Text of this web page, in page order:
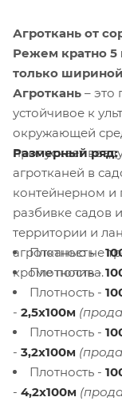
Агроткань от
Режем кратно
только шириной
Агроткань – это
устойчивое к
окружающей
пропускает
агротканей в
контейнерном и
разбивке садов
территории и
агротканью не
кроме полива.
Размерный ряд:
Плотность -
Плотность -
Плотность -
- 2,5х100м
Плотность -
- 3,2х100м
Плотность -
- 4,2х100м